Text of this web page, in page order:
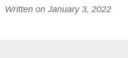
Written on January 3, 2022